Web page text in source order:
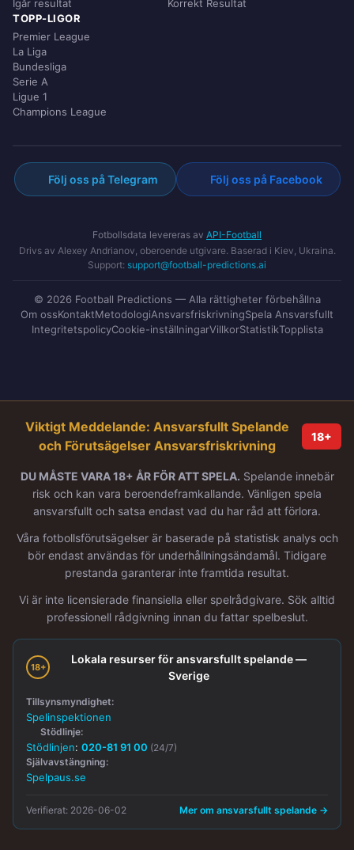
Igår resultat
Korrekt Resultat
TOPP-LIGOR
Premier League
La Liga
Bundesliga
Serie A
Ligue 1
Champions League
Följ oss på Telegram Följ oss på Facebook
Fotbollsdata levereras av API-Football
Drivs av Alexey Andrianov, oberoende utgivare. Baserad i Kiev, Ukraina.
Support: support@football-predictions.ai
© 2026 Football Predictions — Alla rättigheter förbehållna
Om ossKontaktMetodologiAnsvarsfriskrivningSpela Ansvarsfullt
IntegritetspolicyCookie-inställningarVillkorStatistikTopplista
Viktigt Meddelande: Ansvarsfullt Spelande
och Förutsägelser Ansvarsfriskrivning
18+
DU MÅSTE VARA 18+ ÅR FÖR ATT SPELA. Spelande innebär
risk och kan vara beroendeframkallande. Vänligen spela
ansvarsfullt och satsa endast vad du har råd att förlora.
Våra fotbollsförutsägelser är baserade på statistisk analys och
bör endast användas för underhållningsändamål. Tidigare
prestanda garanterar inte framtida resultat.
Vi är inte licensierade finansiella eller spelrådgivare. Sök alltid
professionell rådgivning innan du fattar spelbeslut.
18+
Lokala resurser för ansvarsfullt spelande —
Sverige
Tillsynsmyndighet:
Spelinspektionen
Stödlinje:
Stödlinjen: 020-81 91 00 (24/7)
Självavstängning:
Spelpaus.se
Verifierat: 2026-06-02 Mer om ansvarsfullt spelande →